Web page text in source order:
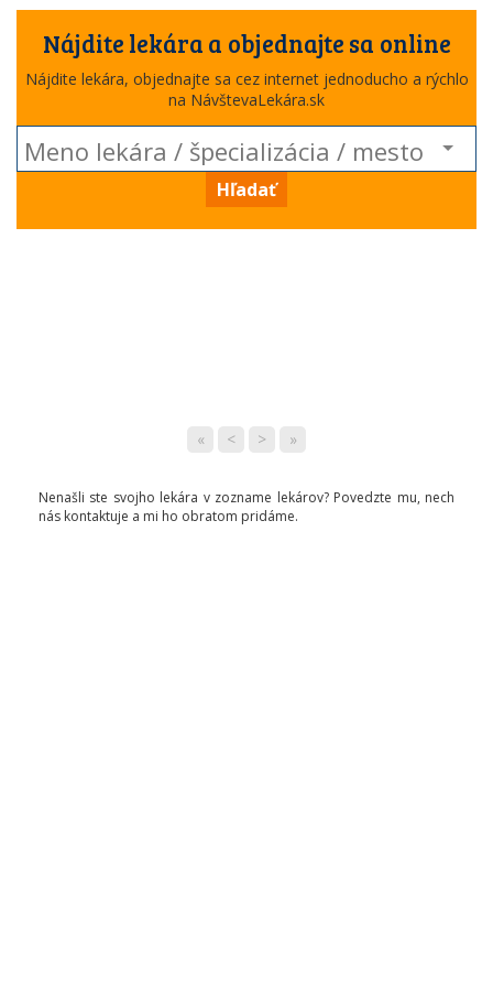
Nájdite lekára a objednajte sa online
Nájdite lekára, objednajte sa cez internet jednoducho a rýchlo
na NávštevaLekára.sk
Hľadať
« < > »
Nenašli ste svojho lekára v zozname lekárov? Povedzte mu, nech
nás kontaktuje a mi ho obratom pridáme.